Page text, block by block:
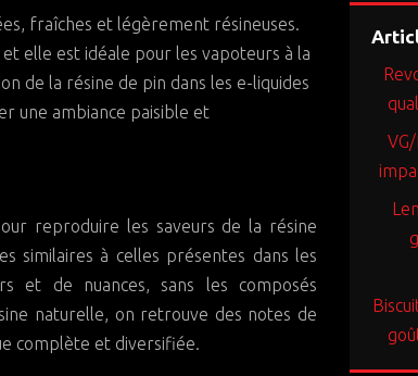
fraîches et légèrement résineuses.
elle est idéale pour les vapoteurs à la
de la résine de pin dans les e-liquides
une ambiance paisible et
reproduire les saveurs de la résine
similaires à celles présentes dans les
et de nuances, sans les composés
naturelle, on retrouve des notes de
complète et diversifiée.